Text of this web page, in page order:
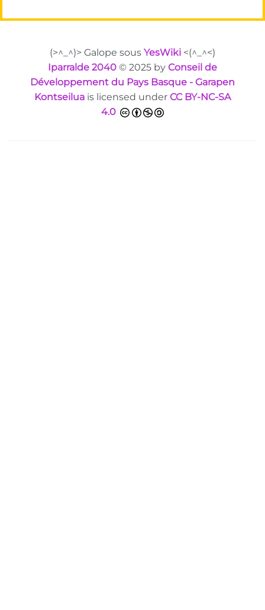
(>^_^)> Galope sous YesWiki <(^_^<)
Iparralde 2040 © 2025 by Conseil de
Développement du Pays Basque - Garapen
Kontseilua is licensed under CC BY-NC-SA
4.0